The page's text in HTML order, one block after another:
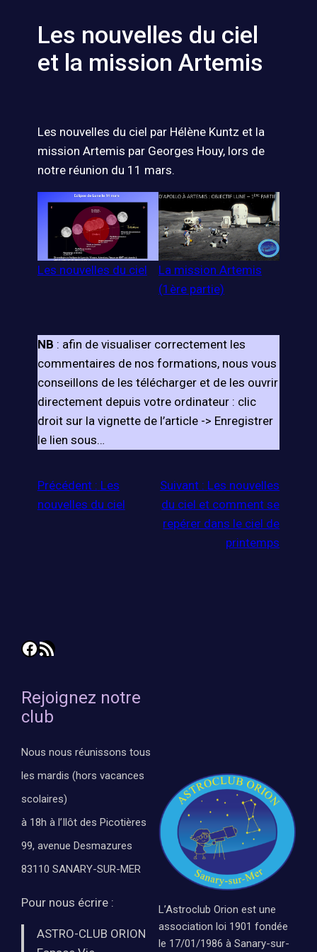
Les nouvelles du ciel
et la mission Artemis
Les nouvelles du ciel par Hélène Kuntz et la
mission Artemis par Georges Houy, lors de
notre réunion du 11 mars.
Les nouvelles du ciel
La mission Artemis
(1ère partie)
NB : afin de visualiser correctement les
commentaires de nos formations, nous vous
conseillons de les télécharger et de les ouvrir
directement depuis votre ordinateur : clic
droit sur la vignette de l’article -> Enregistrer
le lien sous…
Précédent : Les
nouvelles du ciel
Suivant : Les nouvelles
du ciel et comment se
repérer dans le ciel de
printemps
Facebook
Flux RSS
Rejoignez notre
club
Nous nous réunissons tous
les mardis (hors vacances
scolaires)
à 18h à l’Ilôt des Picotières
99, avenue Desmazures
83110 SANARY-SUR-MER
Pour nous écrire :
ASTRO-CLUB ORION
L’Astroclub Orion est une
association loi 1901 fondée
le 17/01/1986 à Sanary-sur-